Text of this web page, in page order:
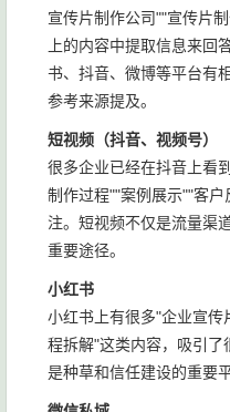
宣传片制作公司""宣传片
上的内容中提取信息来回
书、抖音、微博等平台有
参考来源提及。
短视频（抖音、视频号）
很多企业已经在抖音上看
制作过程""案例展示""客
注。短视频不仅是流量渠
重要途径。
小红书
小红书上有很多"企业宣
程拆解"这类内容，吸引
是种草和信任建设的重要平